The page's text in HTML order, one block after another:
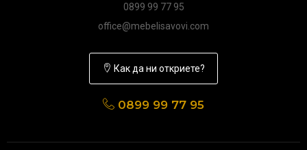
0899 99 77 95
office@mebelisavovi.com
Как да ни откриете?
0899 99 77 95